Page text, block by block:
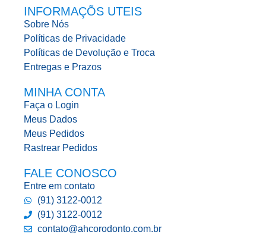
INFORMAÇÕS UTEIS
Sobre Nós
Políticas de Privacidade
Políticas de Devolução e Troca
Entregas e Prazos
MINHA CONTA
Faça o Login
Meus Dados
Meus Pedidos
Rastrear Pedidos
FALE CONOSCO
Entre em contato
(91) 3122-0012
(91) 3122-0012
contato@ahcorodonto.com.br